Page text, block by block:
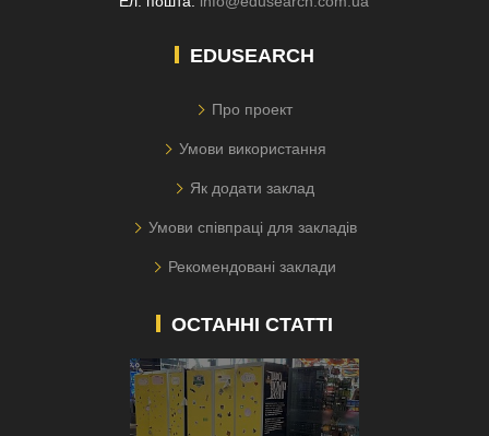
EDUSEARCH
Про проект
Умови використання
Як додати заклад
Умови співпраці для закладів
Рекомендовані заклади
ОСТАННІ СТАТТІ